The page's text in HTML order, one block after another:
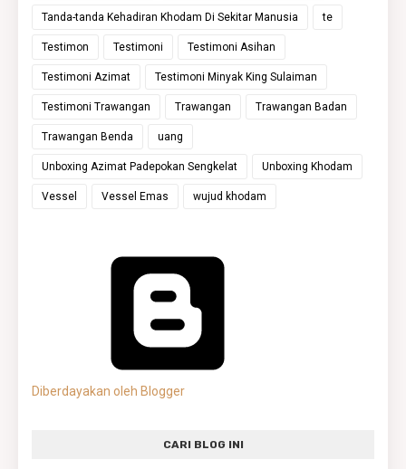
Tanda-tanda Kehadiran Khodam Di Sekitar Manusia te
Testimon Testimoni Testimoni Asihan
Testimoni Azimat Testimoni Minyak King Sulaiman
Testimoni Trawangan Trawangan Trawangan Badan
Trawangan Benda uang
Unboxing Azimat Padepokan Sengkelat Unboxing Khodam
Vessel Vessel Emas wujud khodam
Diberdayakan oleh Blogger
CARI BLOG INI